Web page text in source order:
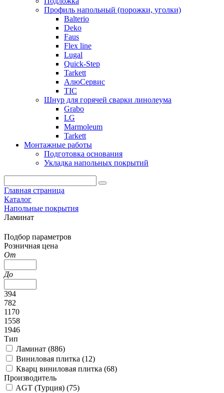
Профиль напольный (порожки, уголки)
Balterio
Deko
Faus
Flex line
Lugal
Quick-Step
Tarkett
АлюСервис
ТІС
Шнур для горячей сварки линолеума
Grabo
LG
Marmoleum
Tarkett
Монтажные работы
Подготовка основания
Укладка напольных покрытий
Главная страница
Каталог
Напольные покрытия
Ламинат
Подбор параметров
Розничная цена
От
До
394
782
1170
1558
1946
Тип
Ламинат (886)
Виниловая плитка (12)
Кварц виниловая плитка (68)
Производитель
AGT (Турция) (75)